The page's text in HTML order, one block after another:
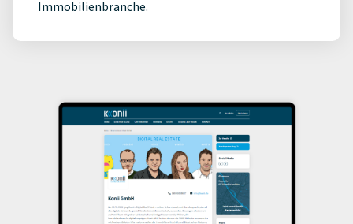
Immobilienbranche.